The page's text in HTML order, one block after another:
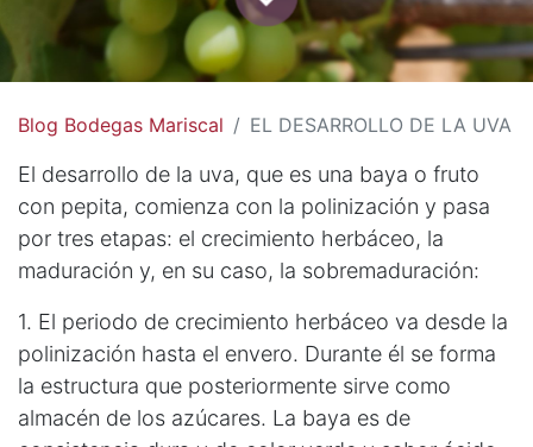
Blog Bodegas Mariscal EL DESARROLLO DE LA UVA
El desarrollo de la uva, que es una baya o fruto
con pepita, comienza con la polinización y pasa
por tres etapas: el crecimiento herbáceo, la
maduración y, en su caso, la sobremaduración:
1. El periodo de crecimiento herbáceo va desde la
polinización hasta el envero. Durante él se forma
la estructura que posteriormente sirve como
almacén de los azúcares. La baya es de